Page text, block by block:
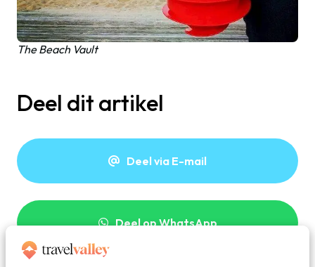
The Beach Vault
Deel dit artikel
Deel via E-mail
Deel op WhatsApp